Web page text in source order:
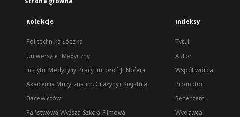
Kolekcje
Politechnika Łódzka
Uniwersytet Medyczny
Instytut Medycyny Pracy im. prof. J. Nofera
Akademia Muzyczna im. Grażyny i Kiejstuta
Bacewiczów
Państwowa Wyższa Szkoła Filmowa
Indeksy
Tytuł
Autor
Współtwórca
Promotor
Recenzent
Wydawca